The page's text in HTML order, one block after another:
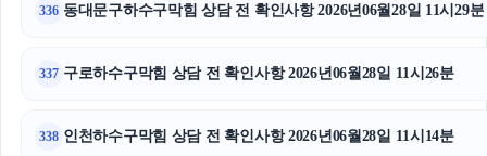
336 동대문구하수구막힘 상담 전 확인사항 2026년06월28일 11시29분
337 구로하수구막힘 상담 전 확인사항 2026년06월28일 11시26분
338 인천하수구막힘 상담 전 확인사항 2026년06월28일 11시14분